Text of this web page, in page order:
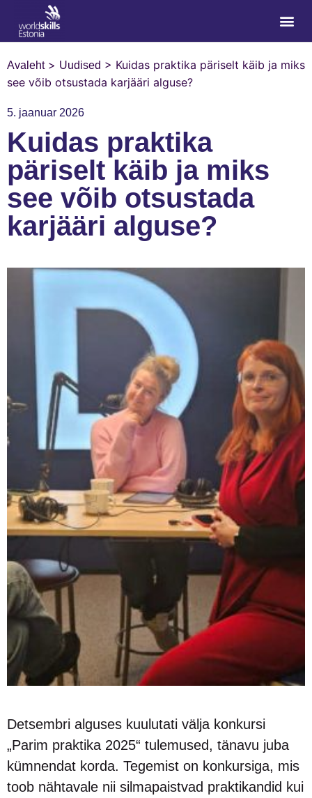
Avaleht> Uudised > Kuidas praktika päriselt käib ja miks
see võib otsustada karjääri alguse?
5. jaanuar 2026
Kuidas praktika
päriselt käib ja miks
see võib otsustada
karjääri alguse?
Detsembri alguses kuulutati välja konkursi
„Parim praktika 2025“ tulemused, tänavu juba
kümnendat korda. Tegemist on konkursiga, mis
toob nähtavale nii silmapaistvad praktikandid kui